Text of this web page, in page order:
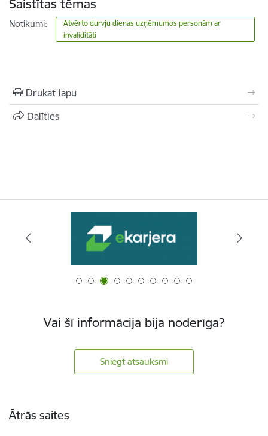
Saistītas tēmas
Notikumi:
Atvērto durvju dienas uzņēmumos personām ar
invaliditāti
Drukāt lapu
Dalīties
Vai šī informācija bija noderīga?
Sniegt atsauksmi
Ātrās saites